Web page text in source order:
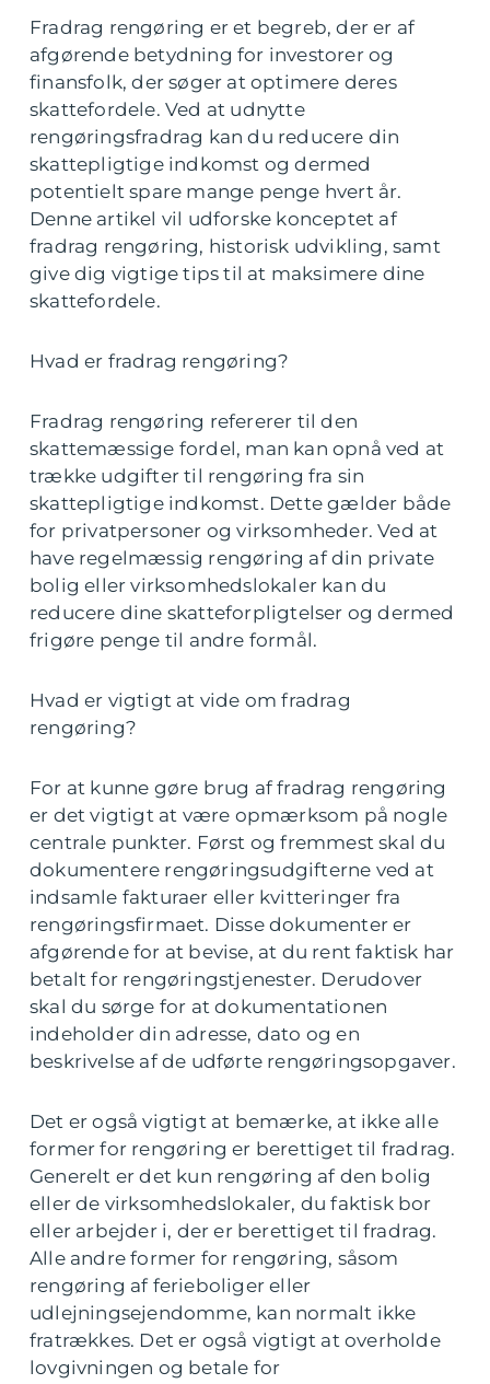
Fradrag rengøring er et begreb, der er af
afgørende betydning for investorer og
finansfolk, der søger at optimere deres
skattefordele. Ved at udnytte
rengøringsfradrag kan du reducere din
skattepligtige indkomst og dermed
potentielt spare mange penge hvert år.
Denne artikel vil udforske konceptet af
fradrag rengøring, historisk udvikling, samt
give dig vigtige tips til at maksimere dine
skattefordele.
Hvad er fradrag rengøring?
Fradrag rengøring refererer til den
skattemæssige fordel, man kan opnå ved at
trække udgifter til rengøring fra sin
skattepligtige indkomst. Dette gælder både
for privatpersoner og virksomheder. Ved at
have regelmæssig rengøring af din private
bolig eller virksomhedslokaler kan du
reducere dine skatteforpligtelser og dermed
frigøre penge til andre formål.
Hvad er vigtigt at vide om fradrag
rengøring?
For at kunne gøre brug af fradrag rengøring
er det vigtigt at være opmærksom på nogle
centrale punkter. Først og fremmest skal du
dokumentere rengøringsudgifterne ved at
indsamle fakturaer eller kvitteringer fra
rengøringsfirmaet. Disse dokumenter er
afgørende for at bevise, at du rent faktisk har
betalt for rengøringstjenester. Derudover
skal du sørge for at dokumentationen
indeholder din adresse, dato og en
beskrivelse af de udførte rengøringsopgaver.
Det er også vigtigt at bemærke, at ikke alle
former for rengøring er berettiget til fradrag.
Generelt er det kun rengøring af den bolig
eller de virksomhedslokaler, du faktisk bor
eller arbejder i, der er berettiget til fradrag.
Alle andre former for rengøring, såsom
rengøring af ferieboliger eller
udlejningsejendomme, kan normalt ikke
fratrækkes. Det er også vigtigt at overholde
lovgivningen og betale for